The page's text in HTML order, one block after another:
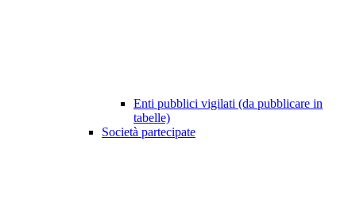
Enti pubblici vigilati (da pubblicare in
tabelle)
Società partecipate